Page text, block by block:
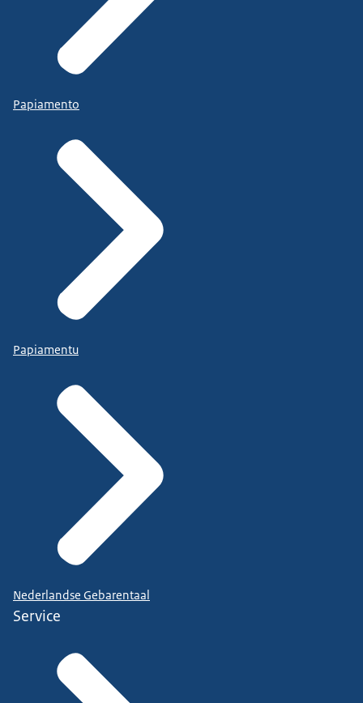
Papiamento
Papiamentu
Nederlandse Gebarentaal
Service